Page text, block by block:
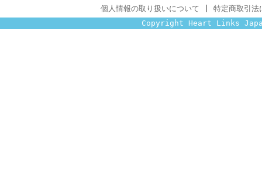
個人情報の取り扱いについて
特定商取引法
Copyright Heart Links